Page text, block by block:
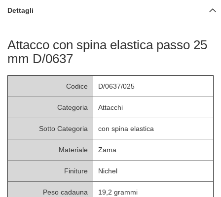
Dettagli
Attacco con spina elastica passo 25
mm D/0637
Codice D/0637/025
Categoria Attacchi
Sotto Categoria con spina elastica
Materiale Zama
Finiture Nichel
Peso cadauna 19,2 grammi